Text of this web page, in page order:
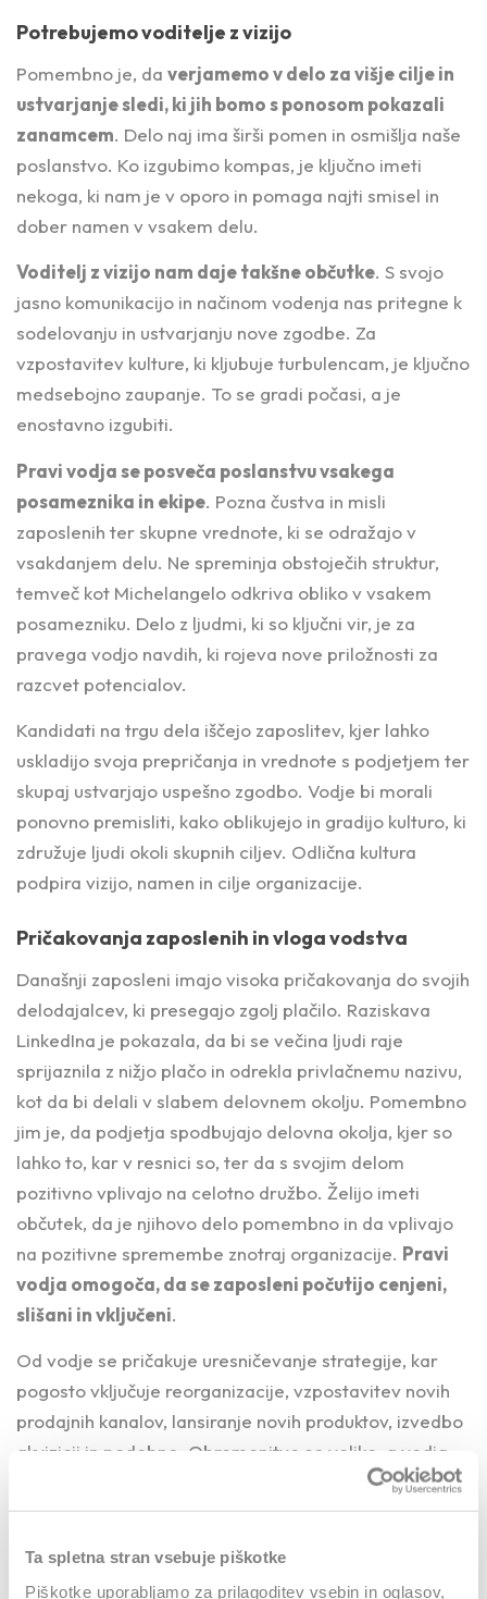
Ta spletna stran vsebuje piškotke
Piškotke uporabljamo za prilagoditev vsebin in oglasov,
Potrebujemo voditelje z vizijo
Pomembno je, da verjamemo v delo za višje cilje in
ustvarjanje sledi, ki jih bomo s ponosom pokazali
zanamcem. Delo naj ima širši pomen in osmišlja naše
poslanstvo. Ko izgubimo kompas, je ključno imeti
nekoga, ki nam je v oporo in pomaga najti smisel in
dober namen v vsakem delu.
Voditelj z vizijo nam daje takšne občutke. S svojo
jasno komunikacijo in načinom vodenja nas pritegne k
sodelovanju in ustvarjanju nove zgodbe. Za
vzpostavitev kulture, ki kljubuje turbulencam, je ključno
medsebojno zaupanje. To se gradi počasi, a je
enostavno izgubiti.
Pravi vodja se posveča poslanstvu vsakega
posameznika in ekipe. Pozna čustva in misli
zaposlenih ter skupne vrednote, ki se odražajo v
vsakdanjem delu. Ne spreminja obstoječih struktur,
temveč kot Michelangelo odkriva obliko v vsakem
posamezniku. Delo z ljudmi, ki so ključni vir, je za
pravega vodjo navdih, ki rojeva nove priložnosti za
razcvet potencialov.
Kandidati na trgu dela iščejo zaposlitev, kjer lahko
uskladijo svoja prepričanja in vrednote s podjetjem ter
skupaj ustvarjajo uspešno zgodbo. Vodje bi morali
ponovno premisliti, kako oblikujejo in gradijo kulturo, ki
združuje ljudi okoli skupnih ciljev. Odlična kultura
podpira vizijo, namen in cilje organizacije.
Pričakovanja zaposlenih in vloga vodstva
Današnji zaposleni imajo visoka pričakovanja do svojih
delodajalcev, ki presegajo zgolj plačilo. Raziskava
LinkedIna je pokazala, da bi se večina ljudi raje
sprijaznila z nižjo plačo in odrekla privlačnemu nazivu,
kot da bi delali v slabem delovnem okolju. Pomembno
jim je, da podjetja spodbujajo delovna okolja, kjer so
lahko to, kar v resnici so, ter da s svojim delom
pozitivno vplivajo na celotno družbo. Želijo imeti
občutek, da je njihovo delo pomembno in da vplivajo
na pozitivne spremembe znotraj organizacije. Pravi
vodja omogoča, da se zaposleni počutijo cenjeni,
slišani in vključeni.
Od vodje se pričakuje uresničevanje strategije, kar
pogosto vključuje reorganizacije, vzpostavitev novih
prodajnih kanalov, lansiranje novih produktov, izvedbo
akvizicij in podobno. Obremenitve so velike, a vodja
ve, da je pospeševanje procesov možno le ob zavzetih
in motiviranih ekipah. Ključno je, kako zagotoviti, da
ekstra miljo in ob tem uživali, tudi v težkih trenutkih